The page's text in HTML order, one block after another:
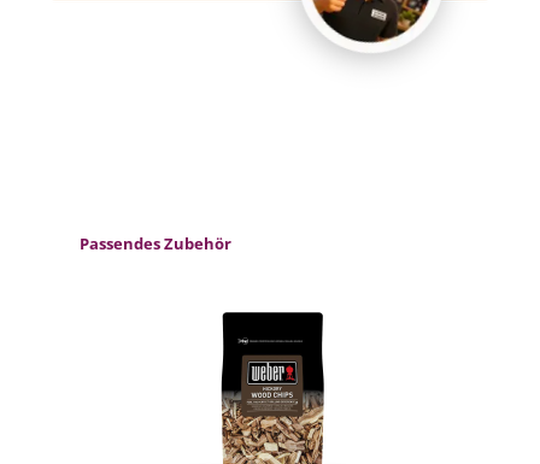
Produktgalerie überspringen
Passendes Zubehör